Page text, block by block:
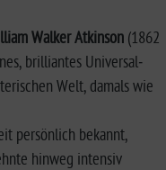
Walker Atkinson (1862
brilliantes Universal­
Welt, damals wie
persönlich bekannt,
hinweg intensiv